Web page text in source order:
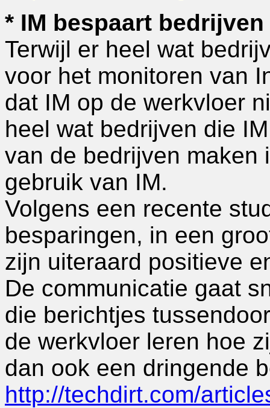
* IM bespaart
Terwijl er heel wat
voor het monitoren van
dat IM op de werkvloer
heel wat bedrijven die
van de bedrijven maken
gebruik van IM.
Volgens een recente
besparingen, in een
zijn uiteraard positieve
De communicatie gaat
die berichtjes
de werkvloer leren hoe
dan ook een dringende
http://techdirt.com/